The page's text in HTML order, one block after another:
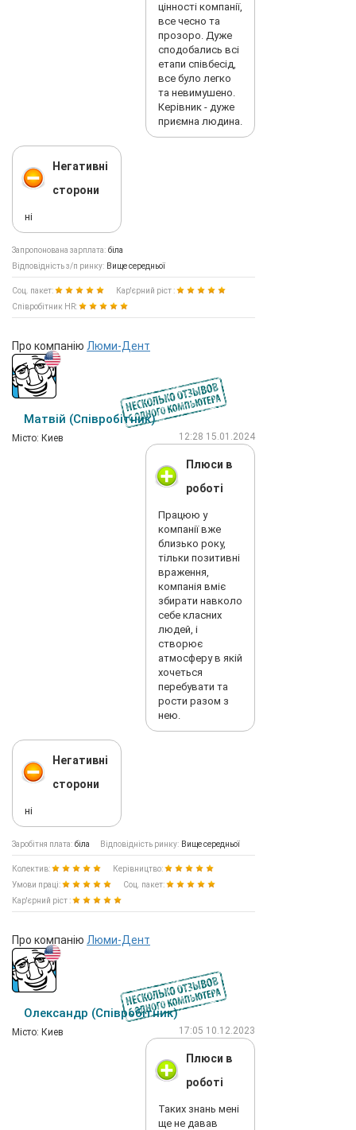
цінності компанії,
все чесно та
прозоро. Дуже
сподобались всі
етапи співбесід,
все було легко
та невимушено.
Керівник - дуже
приємна людина.
Негативні
сторони
ні
Запропонована зарплата: біла
Відповідність з/п ринку: Вище середньої
Соц. пакет:
Кар'єрний ріст :
Співробітник HR:
Про компанію Люми-Дент
Матвій (Співробітник)
Мiсто: Киев 12:28 15.01.2024
Плюси в
роботі
Працюю у
компанії вже
близько року,
тільки позитивні
враження,
компанія вміє
збирати навколо
себе класних
людей, і
створює
атмосферу в якій
хочеться
перебувати та
рости разом з
нею.
Негативні
сторони
ні
Заробітня плата: біла Відповідність ринку: Вище середньої
Колектив:
Керівництво:
Умови праці:
Соц. пакет:
Кар'єрний ріст :
Про компанію Люми-Дент
Олександр (Співробітник)
Мiсто: Киев 17:05 10.12.2023
Плюси в
роботі
Таких знань мені
ще не давав